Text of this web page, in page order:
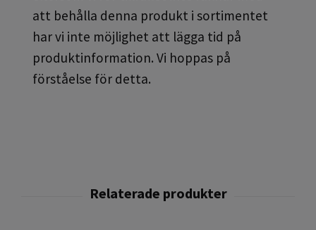
att behålla denna produkt i sortimentet
har vi inte möjlighet att lägga tid på
produktinformation. Vi hoppas på
förståelse för detta.